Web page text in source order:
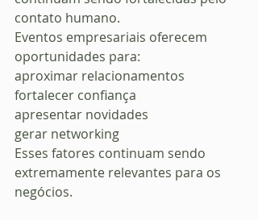
contato humano.
Eventos empresariais oferecem
oportunidades para:
aproximar relacionamentos
fortalecer confiança
apresentar novidades
gerar networking
Esses fatores continuam sendo
extremamente relevantes para os
negócios.